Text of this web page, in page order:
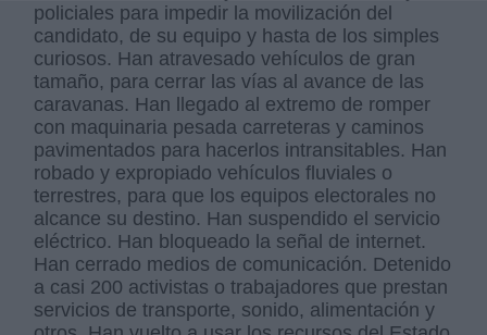
policiales para impedir la movilización del
candidato, de su equipo y hasta de los simples
curiosos. Han atravesado vehículos de gran
tamaño, para cerrar las vías al avance de las
caravanas. Han llegado al extremo de romper
con maquinaria pesada carreteras y caminos
pavimentados para hacerlos intransitables. Han
robado y expropiado vehículos fluviales o
terrestres, para que los equipos electorales no
alcance su destino. Han suspendido el servicio
eléctrico. Han bloqueado la señal de internet.
Han cerrado medios de comunicación. Detenido
a casi 200 activistas o trabajadores que prestan
servicios de transporte, sonido, alimentación y